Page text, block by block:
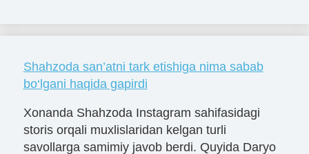
Shahzoda san’atni tark etishiga nima sabab
bo‘lgani haqida gapirdi
Xonanda Shahzoda Instagram sahifasidagi
storis orqali muxlislaridan kelgan turli
savollarga samimiy javob berdi. Quyida Daryo